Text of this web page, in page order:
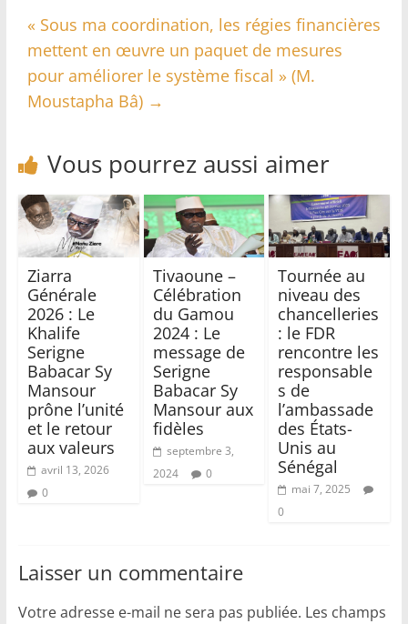
« Sous ma coordination, les régies financières
mettent en œuvre un paquet de mesures
pour améliorer le système fiscal » (M.
Moustapha Bâ) →
Vous pourrez aussi aimer
Ziarra
Générale
2026 : Le
Khalife
Serigne
Babacar Sy
Mansour
prône l’unité
et le retour
aux valeurs
avril 13, 2026
0
Tivaoune –
Célébration
du Gamou
2024 : Le
message de
Serigne
Babacar Sy
Mansour aux
fidèles
septembre 3,
2024
0
Tournée au
niveau des
chancelleries
: le FDR
rencontre les
responsable
s de
l’ambassade
des États-
Unis au
Sénégal
mai 7, 2025
0
Laisser un commentaire
Votre adresse e-mail ne sera pas publiée. Les champs